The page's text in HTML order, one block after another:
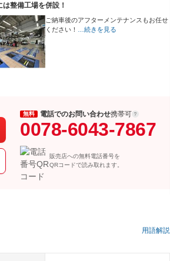
は整備工場を併設！
ご納車後のアフターメンテナンスもお任せ
ください！
…続きを見る
無料 電話でのお問い合わせ携帯可
0078-6043-7867
販売店への無料電話番号を
QRコードで読み取れます。
用語解説